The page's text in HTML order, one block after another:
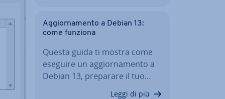
Ag­gior­na­men­to a Debian 13:
come funziona
Questa guida ti mostra come
eseguire un ag­gior­na­men­to a
Debian 13, preparare il tuo…
Leggi di più